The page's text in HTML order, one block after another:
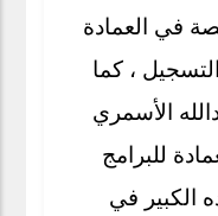
في العمادة
، كما
الأسمري
للبرامج
الكبير في